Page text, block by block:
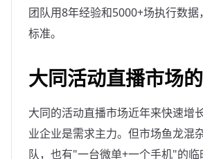
团队用8年经验和5000+场执行数
标准。
大同活动直播市场
大同的活动直播市场近年来快速增
业企业是需求主力。但市场鱼龙
队，也有"一台微单+一个手机"的